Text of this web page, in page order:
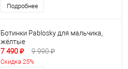
Подробнее
Ботинки Pablosky для мальчика,
жёлтые
7 490 ₽ 9 990 ₽
Скидка 25%